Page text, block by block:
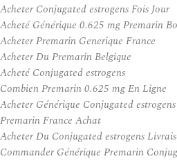
Acheter Conjugated estrogens Fois Jour
Acheté Générique 0.625 mg Premarin
Acheter Premarin Generique France
Acheter Du Premarin Belgique
Acheté Conjugated estrogens
Combien Premarin 0.625 mg En Ligne
Acheter Générique Conjugated
Premarin France Achat
Acheter Du Conjugated estrogens
Commander Générique Premarin